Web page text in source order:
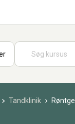
Tandklinik